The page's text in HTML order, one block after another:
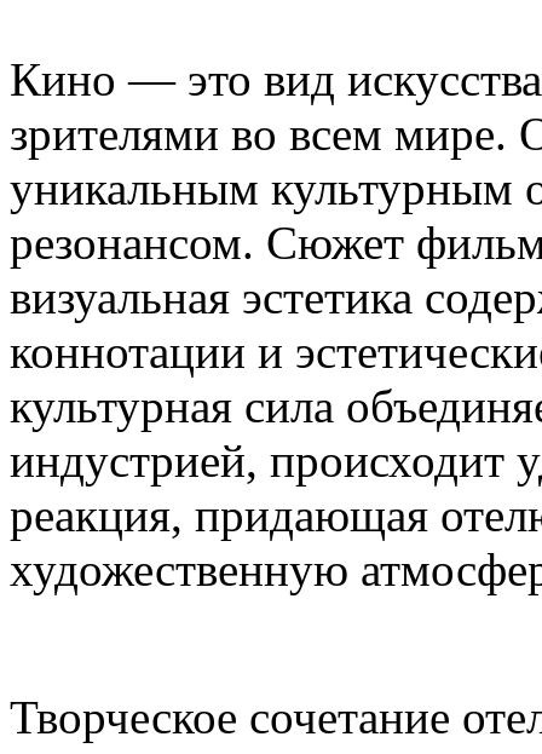
Кино — это вид
зрителями во всем мире.
уникальным культурным
резонансом. Сюжет
визуальная эстетика
коннотации и
культурная сила
индустрией, происходит
реакция, придающая
художественную
Творческое сочетание